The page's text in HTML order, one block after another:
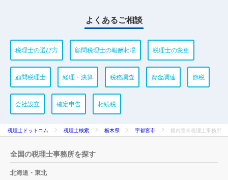
よくあるご相談
税理士の選び方 顧問税理士の報酬相場 税理士の変更
顧問税理士 経理・決算 税務調査 資金調達 節税
会社設立 確定申告 相続税
税理士ドットコム 税理士検索 栃木県 宇都宮市 梶内隆幸税理士事務所
全国の税理士事務所を探す
北海道・東北